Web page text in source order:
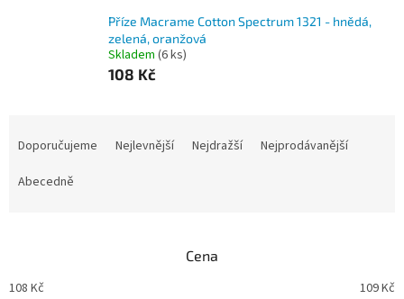
Příze Macrame Cotton Spectrum 1321 - hnědá,
zelená, oranžová
Skladem (6 ks)
108 Kč
o
Doporučujeme Nejlevnější Nejdražší
Nejprodávanější
Abecedně
Cena
108 Kč 109Kč